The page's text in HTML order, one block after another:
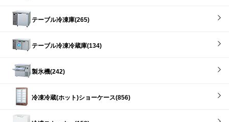
テーブル冷凍庫(265)
テーブル冷凍冷蔵庫(134)
製氷機(242)
冷凍冷蔵(ホット)ショーケース(856)